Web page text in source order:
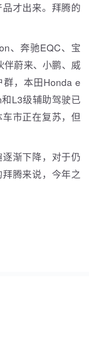
才出来。拜腾的
、奔驰EQC、宝
伴蔚来、小鹏、威
，本田Honda e
L3级辅助驾驶已
市正在复苏，但
渐下降，对于仍
腾来说，今年之